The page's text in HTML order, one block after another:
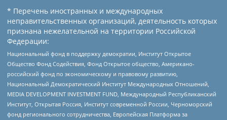
* Перечень иностранных и международных
неправительственных организаций, деятельность которых
признана нежелательной на территории Российской
Федерации:
Национальный фонд в поддержку демократии, Институт Открытое
Общество Фонд Содействия, Фонд Открытое общество, Американо-
российский фонд по экономическому и правовому развитию,
Национальный Демократический Институт Международных Отношений,
MEDIA DEVELOPMENT INVESTMENT FUND, Международный Республиканский
Институт, Открытая Россия, Институт современной России, Черноморский
фонд регионального сотрудничества, Европейская Платформа за